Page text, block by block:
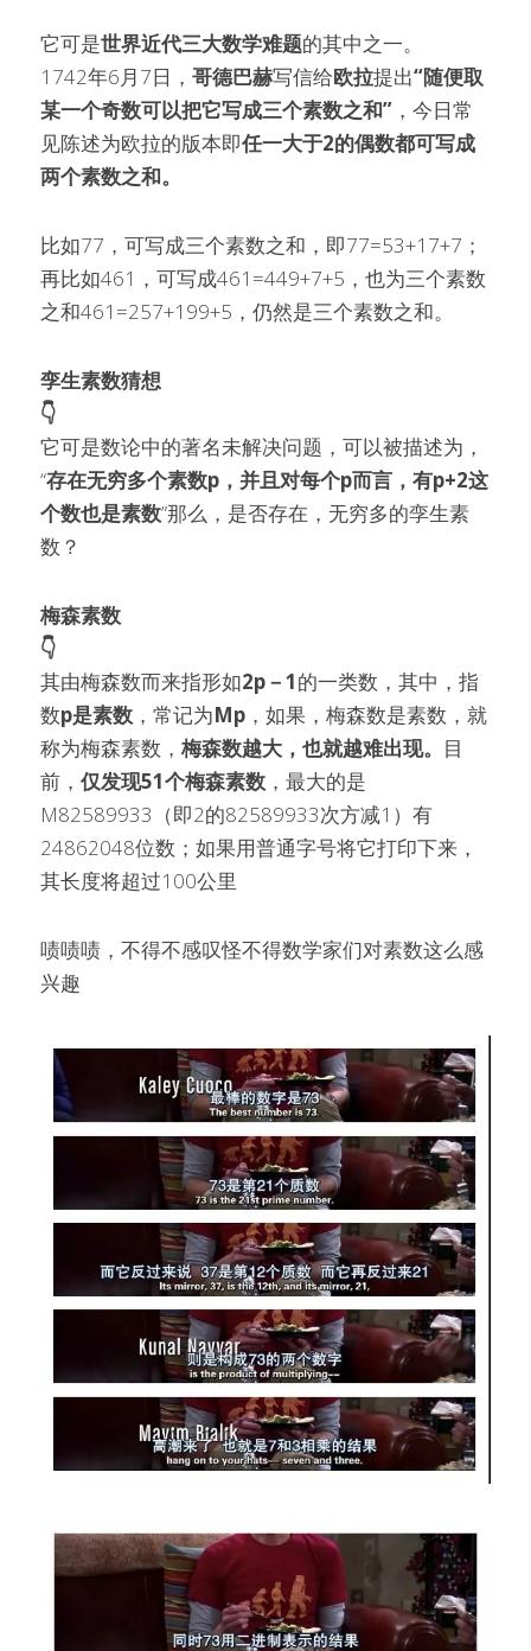
它可是世界近代三大数学难题的其中之一。
1742年6月7日， 哥德巴赫写信给欧拉提出“随便取
某一个奇数可以把它写成三个素数之和” ，今日常
见陈述为欧拉的版本即任一大于2的偶数都可写成
两个素数之和。
比如77，可写成三个素数之和，即77=53+17+7；
再比如461，可写成461=449+7+5，也为三个素数
之和461=257+199+5，仍然是三个素数之和。
孪生素数猜想
👇
它可是数论中的著名未解决问题，可以被描述为，
“存在无穷多个素数p，并且对每个p而言，有p+2这
个数也是素数”那么，是否存在，无穷多的孪生素
数？
梅森素数
👇
其由梅森数而来指形如2p－1的一类数，其中，指
数p是素数 ，常记为Mp ，如果，梅森数是素数，就
称为梅森素数， 梅森数越大，也就越难出现。 目
前， 仅发现51个梅森素数 ，最大的是
M82589933（即2的82589933次方减1）有
24862048位数；如果用普通字号将它打印下来，
其长度将超过100公里
啧啧啧，不得不感叹怪不得数学家们对素数这么感
兴趣